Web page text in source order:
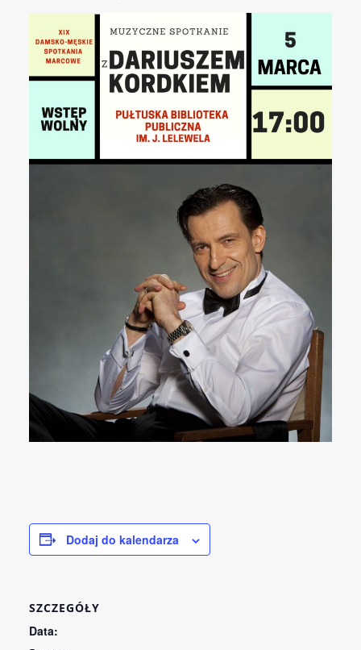
Dodaj do kalendarza
SZCZEGÓŁY
Data: